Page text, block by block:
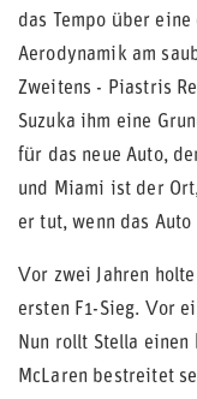
das Tempo über
Aerodynamik am
Zweitens - Piastris
Suzuka ihm eine
für das neue Auto,
und Miami ist der
er tut, wenn das Auto
Vor zwei Jahren
ersten F1-Sieg. Vor
Nun rollt Stella einen
McLaren bestreitet